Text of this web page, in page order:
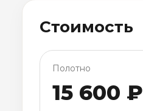
Стоимость
Полотно
15 600 ₽